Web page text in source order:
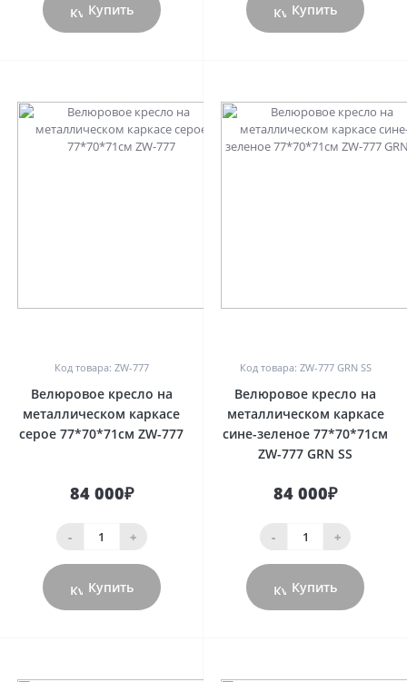
Купить Купить
Код товара: ZW-777
Велюровое кресло на
металлическом каркасе
серое 77*70*71см ZW-777
84 000₽
- +
Купить
Код товара: ZW-777 GRN SS
Велюровое кресло на
металлическом каркасе
сине-зеленое 77*70*71см
ZW-777 GRN SS
84 000₽
- +
Купить